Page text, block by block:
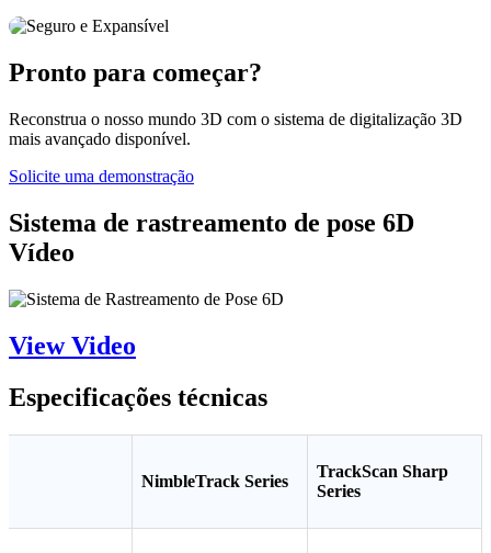
Pronto para começar?
Reconstrua o nosso mundo 3D com o sistema de digitalização 3D
mais avançado disponível.
Solicite uma demonstração
Sistema de rastreamento de pose 6D
Vídeo
View Video
Especificações técnicas
NimbleTrack Series
TrackScan Sharp
Series